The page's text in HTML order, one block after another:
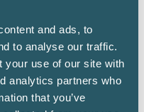
and ads, to
to analyse our traffic.
your use of our site with
analytics partners who
that you’ve